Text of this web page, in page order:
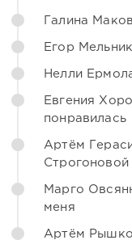
Галина
Егор
Нелли
Евгения
понравилась
Артём
Строгоновой
Марго
меня
Артём